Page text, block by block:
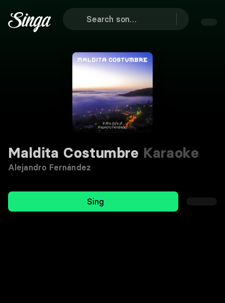
Maldita Costumbre Karaoke
Alejandro Fernández
Sing